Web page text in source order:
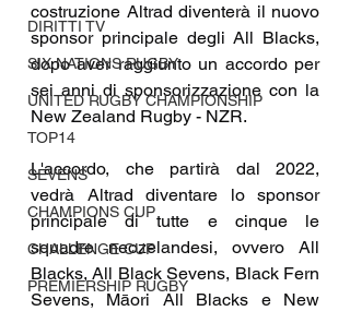
DIRITTI TV
SIX NATIONS RUGBY
UNITED RUGBY CHAMPIONSHIP
TOP14
SEVENS
CHAMPIONS CUP
CHALLENGE CUP
PREMIERSHIP RUGBY
costruzione Altrad diventerà il nuovo
sponsor principale degli All Blacks,
dopo aver raggiunto un accordo per
sei anni di sponsorizzazione con la
New Zealand Rugby - NZR.
L'accordo, che partirà dal 2022,
vedrà Altrad diventare lo sponsor
principale di tutte e cinque le
squadre neozelandesi, ovvero All
Blacks, All Black Sevens, Black Fern
Sevens, Māori All Blacks e New